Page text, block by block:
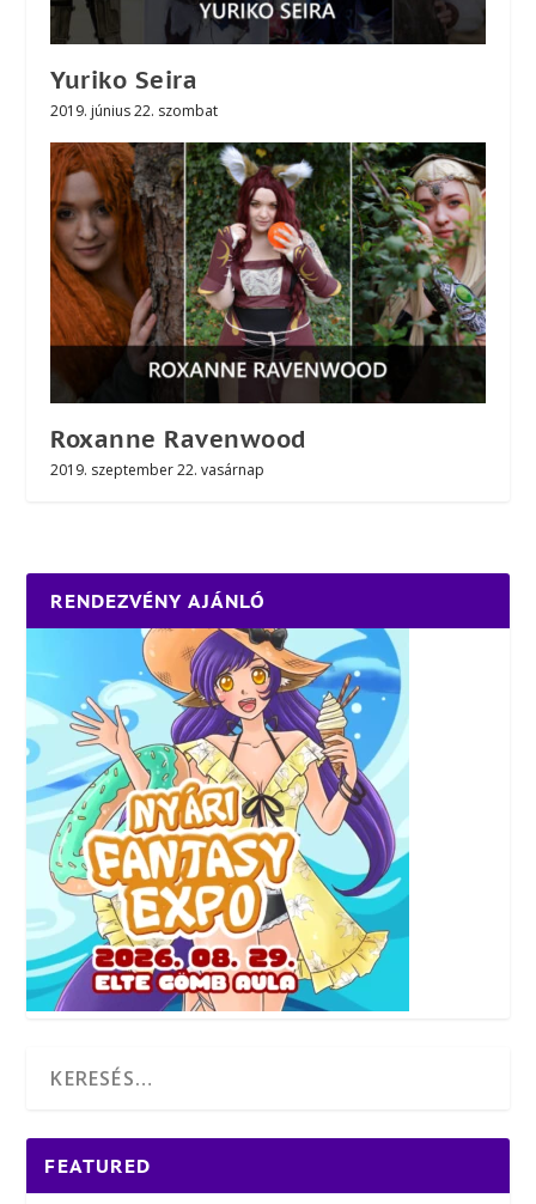
Yuriko Seira
2019. június 22. szombat
Roxanne Ravenwood
2019. szeptember 22. vasárnap
RENDEZVÉNY AJÁNLÓ
FEATURED